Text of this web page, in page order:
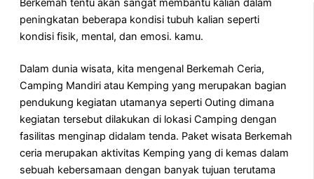
Berkemah tentu akan sangat membantu kalian dalam
peningkatan beberapa kondisi tubuh kalian seperti
kondisi fisik, mental, dan emosi. kamu.
Dalam dunia wisata, kita mengenal Berkemah Ceria,
Camping Mandiri atau Kemping yang merupakan bagian
pendukung kegiatan utamanya seperti Outing dimana
kegiatan tersebut dilakukan di lokasi Camping dengan
fasilitas menginap didalam tenda. Paket wisata Berkemah
ceria merupakan aktivitas Kemping yang di kemas dalam
sebuah kebersamaan dengan banyak tujuan terutama